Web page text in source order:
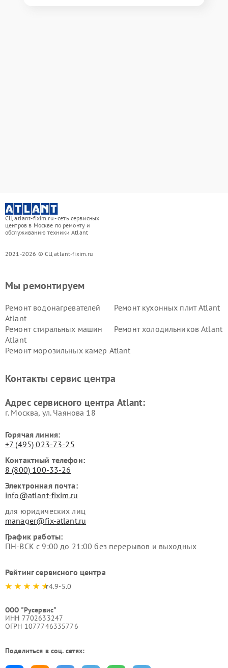
СЦ atlant-fixim.ru - сеть сервисных
центров в Москве по ремонту и
обслуживанию техники Atlant
2021-2026 © СЦ atlant-fixim.ru
Мы ремонтируем
Ремонт водонагревателей
Atlant
Ремонт кухонных плит Atlant
Ремонт стиральных машин
Atlant
Ремонт холодильников Atlant
Ремонт морозильных камер Atlant
Контакты сервис центра
Адрес сервисного центра Atlant:
г. Москва, ул. Чаянова 18
Горячая линия:
+7 (495) 023-73-25
Контактный телефон:
8 (800) 100-33-26
Электронная почта:
info@atlant-fixim.ru
для юридических лиц
manager@fix-atlant.ru
График работы:
ПН-ВСК с 9:00 до 21:00 без перерывов и выходных
Рейтинг сервисного центра
4.9-5.0
ООО "Русервис"
ИНН 7702633247
ОГРН 1077746335776
Поделиться в соц. сетях: